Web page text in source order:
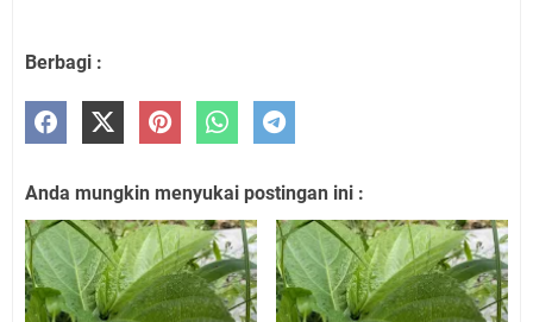
Berbagi :
Anda mungkin menyukai postingan ini :